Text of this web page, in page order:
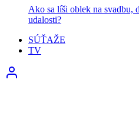
Ako sa líši oblek na svadbu,
udalosti?
SÚŤAŽE
TV